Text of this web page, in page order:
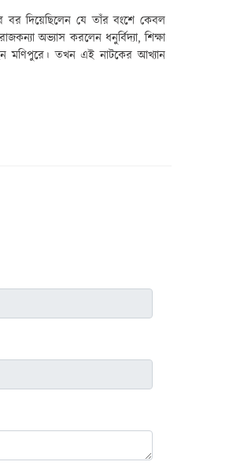
বর দিয়েছিলেন যে তাঁর বংশে কেবল
অভ্যাস করলেন ধনুর্বিদ্যা,শিক্ষা
মণিপুরে। তখন এই নাটকের আখ্যান